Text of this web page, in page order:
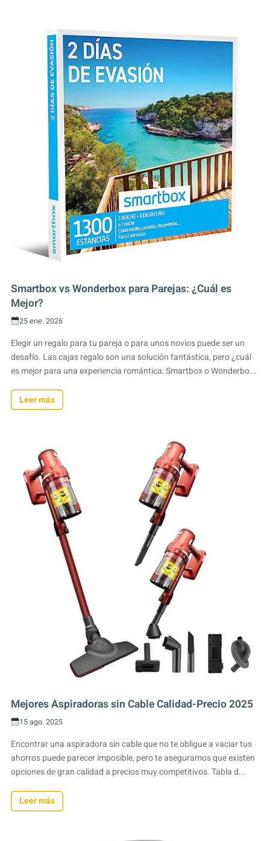
Smartbox vs Wonderbox para Parejas: ¿Cuál es
Mejor?
25 ene. 2026
Elegir un regalo para tu pareja o para unos novios puede ser un
desafío. Las cajas regalo son una solución fantástica, pero ¿cuál
es mejor para una experiencia romántica: Smartbox o Wonderbo...
Leer más
Mejores Aspiradoras sin Cable Calidad-Precio 2025
15 ago. 2025
Encontrar una aspiradora sin cable que no te obligue a vaciar tus
ahorros puede parecer imposible, pero te aseguramos que existen
opciones de gran calidad a precios muy competitivos. Tabla d...
Leer más